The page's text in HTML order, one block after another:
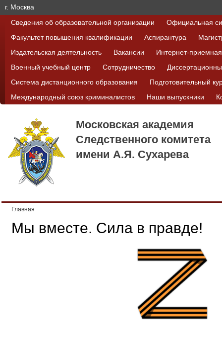
г. Москва
Сведения об образовательной организации
Официальная
Факультет повышения квалификации
Аспирантура
Издательская деятельность
Вакансии
Интернет-приемная
Военный учебный центр
Сотрудничество
Система дистанционного образования
Подготовительный
Международный союз криминалистов
Наши выпускники
Московская академия
Следственного комитета
имени А.Я. Сухарева
Главная
Мы вместе. Сила в правде!